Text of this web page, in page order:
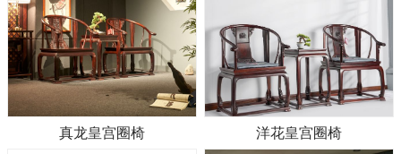
真龙皇宫圈椅 洋花皇宫圈椅